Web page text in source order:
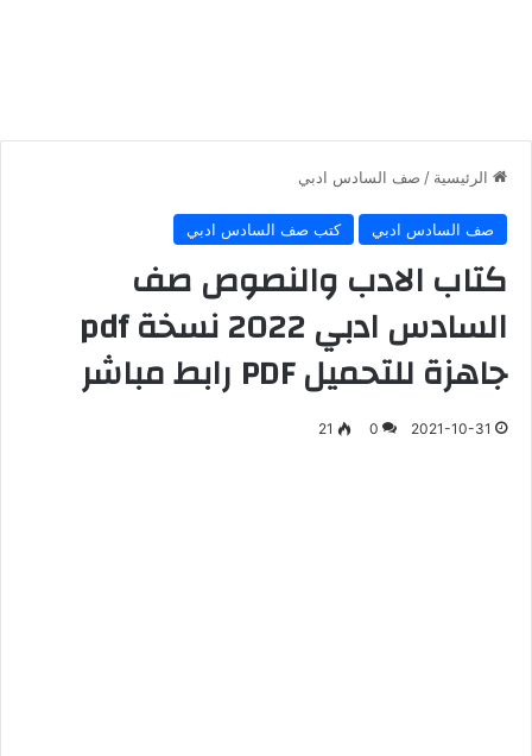
الرئيسية / صف السادس ادبي
صف السادس ادبي كتب صف السادس ادبي
كتاب الادب والنصوص صف
السادس ادبي 2022 نسخة pdf
جاهزة للتحميل PDF رابط مباشر
2021-10-31
0
21